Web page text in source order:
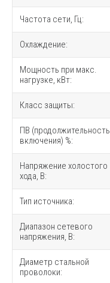
Частота сети, Гц:
Охлаждение:
Мощность при макс.
нагрузке, кВт:
Класс защиты:
ПВ (продолжительность
включения) %:
Напряжение холостого
хода, В:
Тип источника:
Диапазон сетевого
напряжения, В:
Диаметр стальной
проволоки: